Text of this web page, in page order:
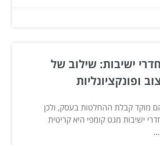
ישיבות: שילוב של
ופונקציונליות
מוקד קבלת ההחלטות בעסק, ולכן
ישיבות מגט קומפי היא קריטית